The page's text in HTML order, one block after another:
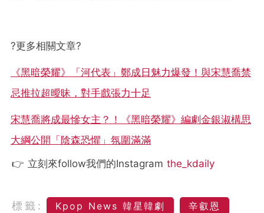
?更多相關文章?
《黑暗榮耀》「河代表」鄭成日魅力爆發！與宋慧喬禁
忌推拉超曖昧，對手戲張力十足
宋慧喬將成最慘女主？！《黑暗榮耀》編劇金銀淑構思
大綱公開「陰森恐懼」氛圍滿滿
👉 立刻來follow我們的Instagram the_kdaily
標籤: Kpop News 韓星韓劇
辛叡恩